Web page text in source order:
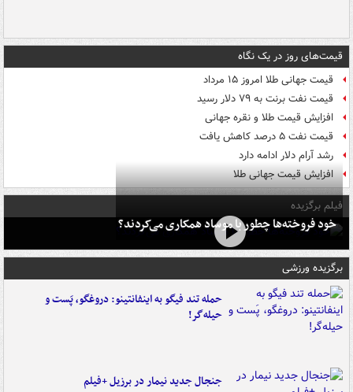
قیمت‌های روز در یک نگاه
قیمت جهانی طلا امروز ۱۵ مرداد
قیمت نفت برنت به ۷۹ دلار رسید
افزایش قیمت طلا و نقره جهانی
قیمت نفت ۵ درصد کاهش یافت
رشد آرام دلار ادامه دارد
افزایش قیمت جهانی طلا
فیلم برگزیده
خود فروخته‌ها چطور با موساد همکاری می‌کردند؟
برگزیده ورزشی
حمله تند فیگو به اینفانتینو: دروغگو، پَست‌ و
حیله‌گر!
جنجال جدید نیمار در برزیل +فیلم